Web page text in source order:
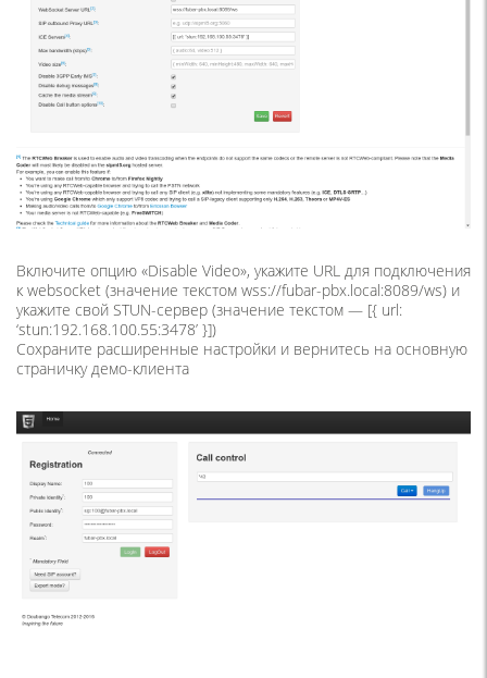
Включите опцию «Disable Video», укажите URL для подключения
к websocket (значение текстом wss://fubar-pbx.local:8089/ws) и
укажите свой STUN-сервер (значение текстом — [{ url:
‘stun:192.168.100.55:3478’ }])
Сохраните расширенные настройки и вернитесь на основную
страничку демо-клиента